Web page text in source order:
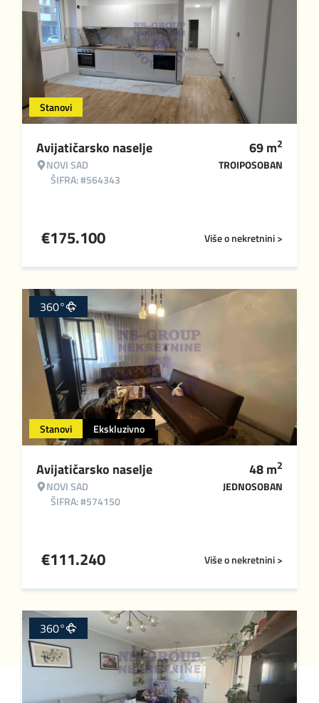
Stanovi
Avijatičarsko naselje
NOVI SAD
ŠIFRA: #564343
69m2
TROIPOSOBAN
Više o nekretnini >
€175.100
Stanovi Ekskluzivno
360°
Avijatičarsko naselje
NOVI SAD
ŠIFRA: #574150
48m2
JEDNOSOBAN
Više o nekretnini >
€111.240
360°